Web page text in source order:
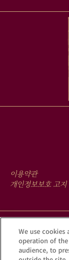
FOOTER
이용약관
개인정보보호 고지
크루그 앱을 다운
We use
operation of
audience, to